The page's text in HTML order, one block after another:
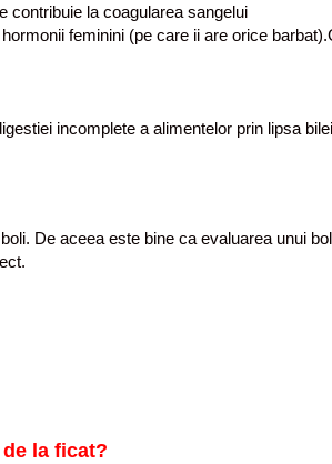
contribuie la coagularea sangelui
feminini (pe care ii are orice
incomplete a alimentelor prin lipsa bilei
De aceea este bine ca evaluarea unui
la ficat?